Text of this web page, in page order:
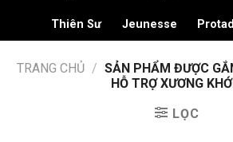
Thiên Sư Jeunesse
TRANG CHỦ / SẢN PHẨM ĐƯỢC
HỖ TRỢ XƯƠNG
LỌC